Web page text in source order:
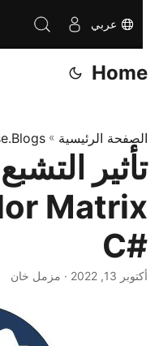
عربي
Home
الصفحة الرئيسية»
تأثير
#C
أكتوبر 13, 2022 · مزمل خان